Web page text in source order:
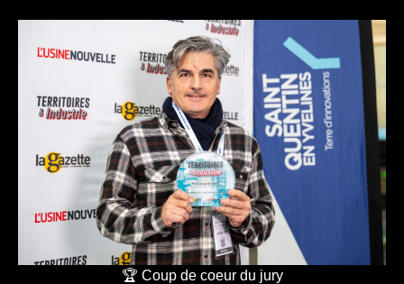
🏆 Coup de coeur du jury